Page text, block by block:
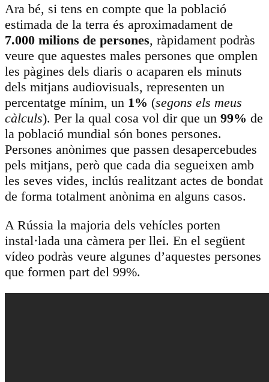
Ara bé, si tens en compte que la població
estimada de la terra és aproximadament de
7.000 milions de persones, ràpidament podràs
veure que aquestes males persones que omplen
les pàgines dels diaris o acaparen els minuts
dels mitjans audiovisuals, representen un
percentatge mínim, un 1% (segons els meus
càlculs). Per la qual cosa vol dir que un 99% de
la població mundial són bones persones.
Persones anònimes que passen desapercebudes
pels mitjans, però que cada dia segueixen amb
les seves vides, inclús realitzant actes de bondat
de forma totalment anònima en alguns casos.
A Rússia la majoria dels vehícles porten
instal·lada una càmera per llei. En el següent
vídeo podràs veure algunes d’aquestes persones
que formen part del 99%.